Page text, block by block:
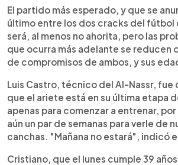
El partido más esperado, y que se
último entre los dos cracks del fútbol
será, al menos no ahorita, pero las
que ocurra más adelante se reducen
de compromisos de ambos, y sus
Luis Castro, técnico del Al-Nassr, fue
que el ariete está en su última etapa
apenas para comenzar a entrenar,
aún un par de semanas para verle de
canchas. "Mañana no estará", indicó
Cristiano, que el lunes cumple 39